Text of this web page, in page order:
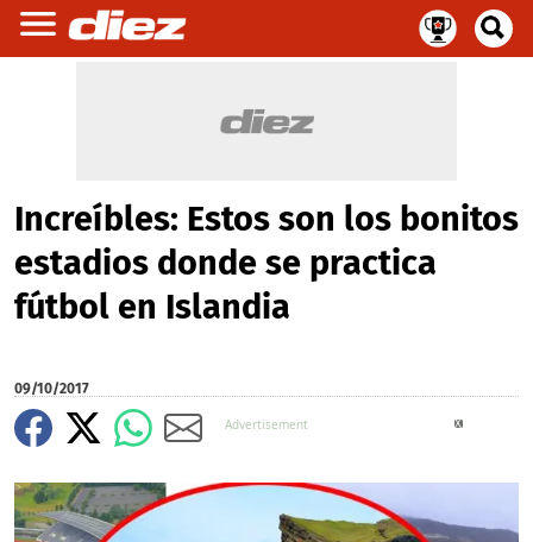
Increíbles: Estos son los bonitos
estadios donde se practica
fútbol en Islandia
09/10/2017
X